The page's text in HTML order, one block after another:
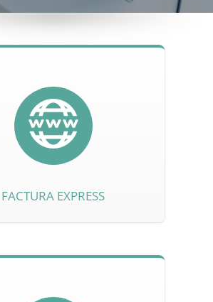
FACTURA EXPRESS